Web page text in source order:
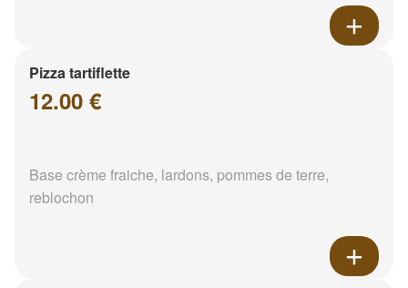
Pizza tartiflette
12.00 €
Base crème fraiche, lardons, pommes de terre,
reblochon